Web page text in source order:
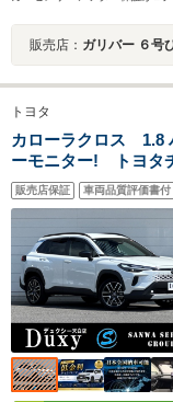
販売店： ガリバー ６号
トヨタ
カローラクロス 1.8
ーモニター! トヨタ
トパーク デジタル
ア トヨタセーフテ
ター ステアリング
販売店保証 車両品質評価書付